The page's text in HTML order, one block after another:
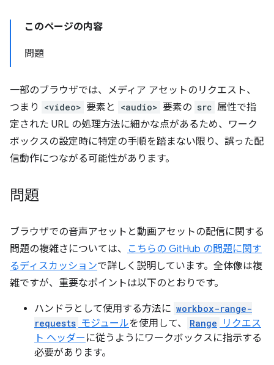
このページの内容
問題
一部のブラウザでは、メディア アセットのリクエスト、
つまり
<video> 要素と <audio> 要素の src 属性で指
定された URL の処理方法に細かな点があるため、ワーク
ボックスの設定時に特定の手順を踏まない限り、誤った配
信動作につながる可能性があります。
問題
ブラウザでの音声アセットと動画アセットの配信に関する
問題の複雑さについては、 こちらの GitHub の問題に関す
るディスカッションで詳しく説明しています。全体像は複
雑ですが、重要なポイントは以下のとおりです。
ハンドラとして使用する方法に workbox-range-
requests モジュールを使用して、 Range
リクエス
ト ヘッダー に従うようにワークボックスに指示する
必要があります。